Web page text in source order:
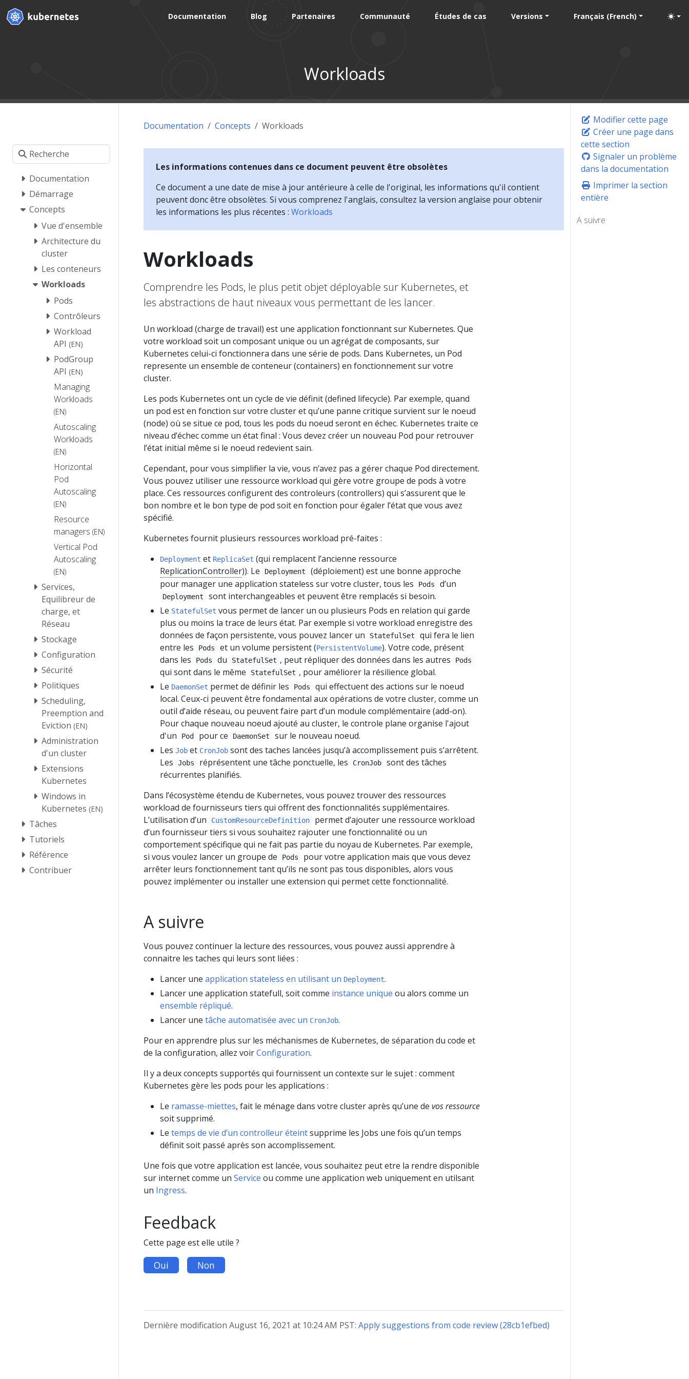
Documentation Blog Partenaires Communauté Études de cas Versions Français (French)
Workloads
Documentation
Démarrage
Concepts
Vue d'ensemble
Architecture du
cluster
Les conteneurs
Workloads
Pods
Contrôleurs
Workload
API (EN)
PodGroup
API (EN)
Managing
Workloads
(EN)
Autoscaling
Workloads
(EN)
Horizontal
Pod
Autoscaling
(EN)
Resource
managers (EN)
Vertical Pod
Autoscaling
(EN)
Services,
Equilibreur de
charge, et
Réseau
Stockage
Configuration
Sécurité
Politiques
Scheduling,
Preemption and
Eviction (EN)
Administration
d'un cluster
Extensions
Kubernetes
Windows in
Kubernetes (EN)
Tâches
Tutoriels
Référence
Contribuer
Modifier cette page
Créer une page dans
cette section
Signaler un problème
dans la documentation
Imprimer la section
entière
A suivre
Documentation Concepts Workloads
Les informations contenues dans ce document peuvent être obsolètes
Ce document a une date de mise à jour antérieure à celle de l'original, les informations qu'il contient
peuvent donc être obsolètes. Si vous comprenez l'anglais, consultez la version anglaise pour obtenir
les informations les plus récentes : Workloads
Workloads
Comprendre les Pods, le plus petit objet déployable sur Kubernetes, et
les abstractions de haut niveaux vous permettant de les lancer.
Un workload (charge de travail) est une application fonctionnant sur Kubernetes. Que
votre workload soit un composant unique ou un agrégat de composants, sur
Kubernetes celui-ci fonctionnera dans une série de pods. Dans Kubernetes, un Pod
represente un ensemble de conteneur (containers) en fonctionnement sur votre
cluster.
Les pods Kubernetes ont un cycle de vie définit (defined lifecycle). Par exemple, quand
un pod est en fonction sur votre cluster et qu’une panne critique survient sur le noeud
(node) où se situe ce pod, tous les pods du noeud seront en échec. Kubernetes traite ce
niveau d’échec comme un état final : Vous devez créer un nouveau Pod pour retrouver
l’état initial même si le noeud redevient sain.
Cependant, pour vous simplifier la vie, vous n’avez pas a gérer chaque Pod directement.
Vous pouvez utiliser une ressource workload qui gère votre groupe de pods à votre
place. Ces ressources configurent des controleurs (controllers) qui s’assurent que le
bon nombre et le bon type de pod soit en fonction pour égaler l’état que vous avez
spécifié.
Kubernetes fournit plusieurs ressources workload pré-faites :
Deployment et ReplicaSet (qui remplacent l’ancienne ressource
ReplicationController)). Le Deployment
(déploiement) est une bonne approche
pour manager une application stateless sur votre cluster, tous les
Pods d’un
Deployment
sont interchangeables et peuvent être remplacés si besoin.
Le StatefulSet vous permet de lancer un ou plusieurs Pods en relation qui garde
plus ou moins la trace de leurs état. Par exemple si votre workload enregistre des
données de façon persistente, vous pouvez lancer un
StatefulSet
qui fera le lien
entre les
Pods et un volume persistent (PersistentVolume). Votre code, présent
dans les
Pods du StatefulSet , peut répliquer des données dans les autres Pods
qui sont dans le même StatefulSet , pour améliorer la résilience global.
Le DaemonSet permet de définir les Pods
qui effectuent des actions sur le noeud
local. Ceux-ci peuvent être fondamental aux opérations de votre cluster, comme un
outil d’aide réseau, ou peuvent faire part d’un module complémentaire (add-on).
Pour chaque nouveau noeud ajouté au cluster, le controle plane organise l'ajout
d'un
Pod pour ce DaemonSet
sur le nouveau noeud.
Les Job et CronJob sont des taches lancées jusqu’à accomplissement puis s’arrêtent.
Les
Jobs réprésentent une tâche ponctuelle, les CronJob
sont des tâches
récurrentes planifiés.
Dans l’écosystème étendu de Kubernetes, vous pouvez trouver des ressources
workload de fournisseurs tiers qui offrent des fonctionnalités supplémentaires.
L’utilisation d’un
CustomResourceDefinition
permet d’ajouter une ressource workload
d’un fournisseur tiers si vous souhaitez rajouter une fonctionnalité ou un
comportement spécifique qui ne fait pas partie du noyau de Kubernetes. Par exemple,
si vous voulez lancer un groupe de
Pods
pour votre application mais que vous devez
arrêter leurs fonctionnement tant qu’ils ne sont pas tous disponibles, alors vous
pouvez implémenter ou installer une extension qui permet cette fonctionnalité.
A suivre
Vous pouvez continuer la lecture des ressources, vous pouvez aussi apprendre à
connaitre les taches qui leurs sont liées :
Lancer une application stateless en utilisant un Deployment.
Lancer une application statefull, soit comme instance unique ou alors comme un
ensemble répliqué.
Lancer une tâche automatisée avec un CronJob.
Pour en apprendre plus sur les méchanismes de Kubernetes, de séparation du code et
de la configuration, allez voirConfiguration.
Il y a deux concepts supportés qui fournissent un contexte sur le sujet : comment
Kubernetes gère les pods pour les applications :
Le ramasse-miettes, fait le ménage dans votre cluster après qu’une de vos ressource
soit supprimé.
Le temps de vie d’un controlleur éteintsupprime les Jobs une fois qu’un temps
définit soit passé après son accomplissement.
Une fois que votre application est lancée, vous souhaitez peut etre la rendre disponible
sur internet comme un Service ou comme une application web uniquement en utilsant
un Ingress.
Feedback
Cette page est elle utile ?
Oui Non
Dernière modification August 16, 2021 at 10:24 AM PST: Apply suggestions from code review (28cb1efbed)